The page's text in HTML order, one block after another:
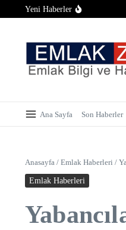
İçeriğe atlaYeni Haberler
Ana Sayfa Son Haberler
Anasayfa / Emlak Haberleri /
Emlak Haberleri